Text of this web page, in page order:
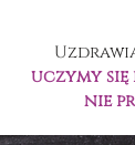
uczymy się
nie